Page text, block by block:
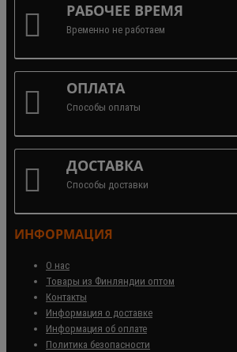
РАБОЧЕЕ ВРЕМЯ
Временно не работаем
ОПЛАТА
Способы оплаты
ДОСТАВКА
Способы доставки
ИНФОРМАЦИЯ
О нас
Товары из Финляндии оптом
Контакты
Информация о доставке
Информация об оплате
Политика безопасности